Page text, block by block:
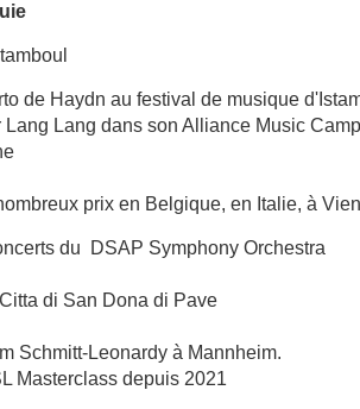
de Haydn au festival de musique
Lang Lang dans son Alliance Music
prix en Belgique, en Italie, à
du DSAP Symphony Orchestra
di San Dona di Pave
Schmitt-Leonardy à Mannheim.
Masterclass depuis 2021